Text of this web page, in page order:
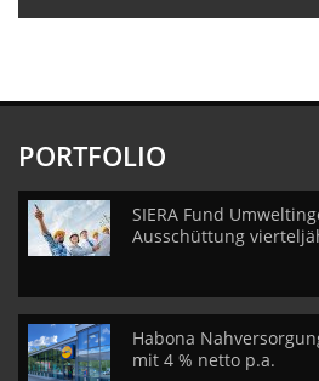
PORTFOLIO
SIERA Fund
Ausschüttung
Habona
mit 4 % netto p.a.